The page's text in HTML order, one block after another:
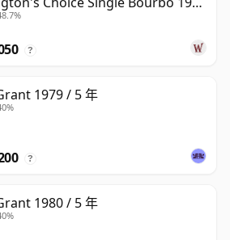
?
1979 / 5 年
?
1980 / 5 年